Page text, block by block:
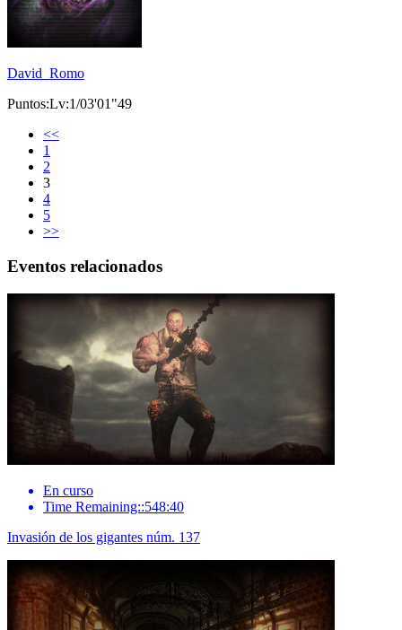
David_Romo
Puntos:Lv:1/03'01"49
<<
1
2
3
4
5
>>
Eventos relacionados
En curso
Time Remaining::548:40
Invasión de los gigantes núm. 137